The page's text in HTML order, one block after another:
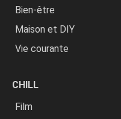
Bien-être
Maison et DIY
Vie courante
CHILL
Film